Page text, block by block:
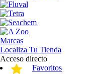
Marcas
Localiza Tu Tienda
Acceso directo
Favoritos